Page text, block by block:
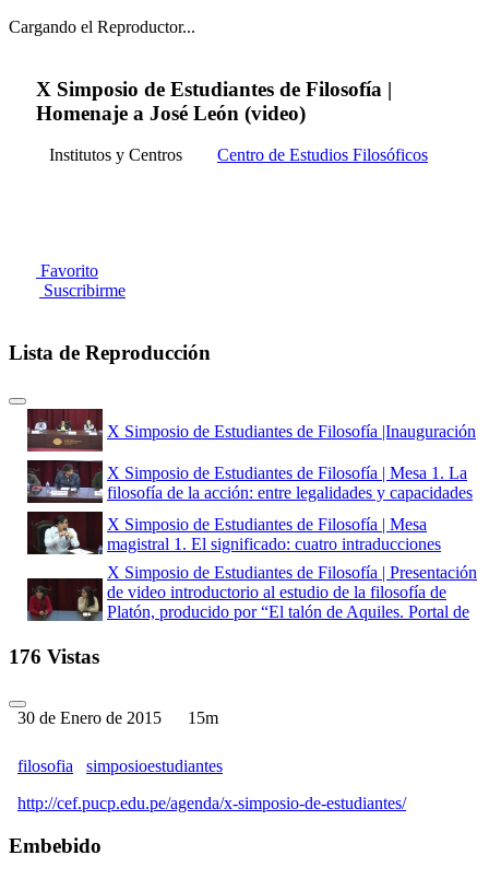
Cargando el Reproductor...
X Simposio de Estudiantes de Filosofía |
Homenaje a José León (video)
Institutos y Centros Centro de Estudios Filosóficos
Favorito
Suscribirme
Lista de Reproducción
X Simposio de Estudiantes de Filosofía |Inauguración
X Simposio de Estudiantes de Filosofía | Mesa 1. La
filosofía de la acción: entre legalidades y capacidades
X Simposio de Estudiantes de Filosofía | Mesa
magistral 1. El significado: cuatro intraducciones
X Simposio de Estudiantes de Filosofía | Presentación
de video introductorio al estudio de la filosofía de
Platón, producido por “El talón de Aquiles. Portal de
X Simposio de Estudiantes de Filosofía | Mesa 3.
X Simposio de Estudiantes de Filosofía | Mesa 4.
Necesidad, posibilidad y causalidad
176 Vistas
30 de Enero de 2015 15m
filosofia
simposioestudiantes
http://cef.pucp.edu.pe/agenda/x-simposio-de-estudiantes/
Embebido